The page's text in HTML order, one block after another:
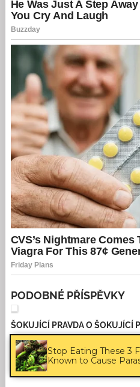
PODOBNÉ PŘÍSPĚVKY
ŠOKUJÍCÍ PRAVDA O ŠOKUJÍCÍ
ANTIVIRUS V posledních letech
jeden člověk s druhým
bizarními
Stop Eating These 3
Known to Cause